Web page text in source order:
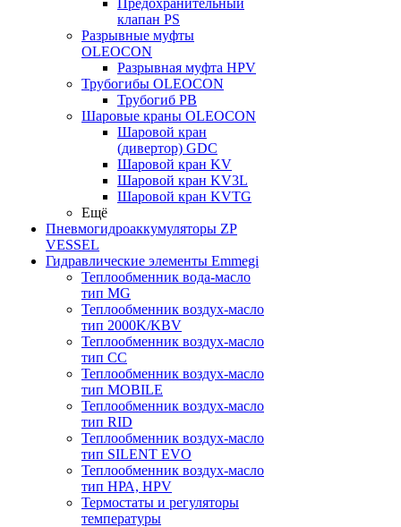
Предохранительный
клапан PS
Разрывные муфты
OLEOCON
Разрывная муфта HPV
Трубогибы OLEOCON
Трубогиб PB
Шаровые краны OLEOCON
Шаровой кран
(дивертор) GDC
Шаровой кран KV
Шаровой кран KV3L
Шаровой кран KVTG
Ещё
Пневмогидроаккумуляторы ZP
VESSEL
Гидравлические элементы Emmegi
Теплообменник вода-масло
тип MG
Теплообменник воздух-масло
тип 2000K/KBV
Теплообменник воздух-масло
тип CC
Теплообменник воздух-масло
тип MOBILE
Теплообменник воздух-масло
тип RID
Теплообменник воздух-масло
тип SILENT EVO
Теплообменник воздух-масло
тип НРА, HPV
Термостаты и регуляторы
температуры